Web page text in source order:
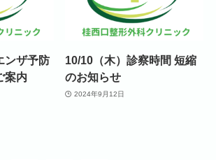
ンザ予防
案内
10/10（木）診察時間 短縮
のお知らせ
2024年9月12日